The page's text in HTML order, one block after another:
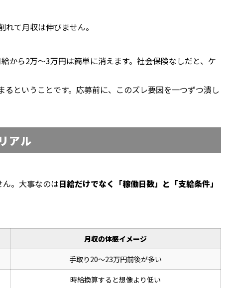
て月収は伸びません。
から2万〜3万円は簡単に消えます。社会保険なしだと、ケ
ということです。応募前に、このズレ要因を一つずつ潰し
アル
。大事なのは日給だけでなく「稼働日数」と「支給条件」
月収の体感イメージ
手取り20〜23万円前後が多い
時給換算すると想像より低い